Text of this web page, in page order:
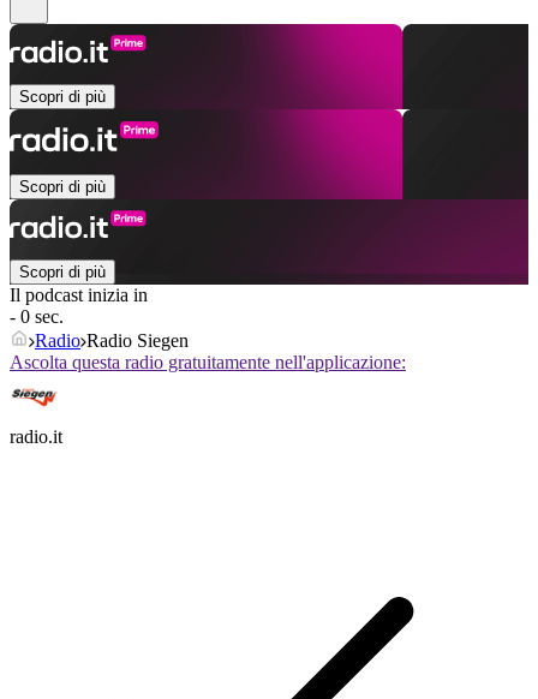
Scopri di più
Scopri di più
Scopri di più
Il podcast inizia in
- 0 sec.
Radio Radio Siegen
Ascolta questa radio gratuitamente nell'applicazione:
radio.it